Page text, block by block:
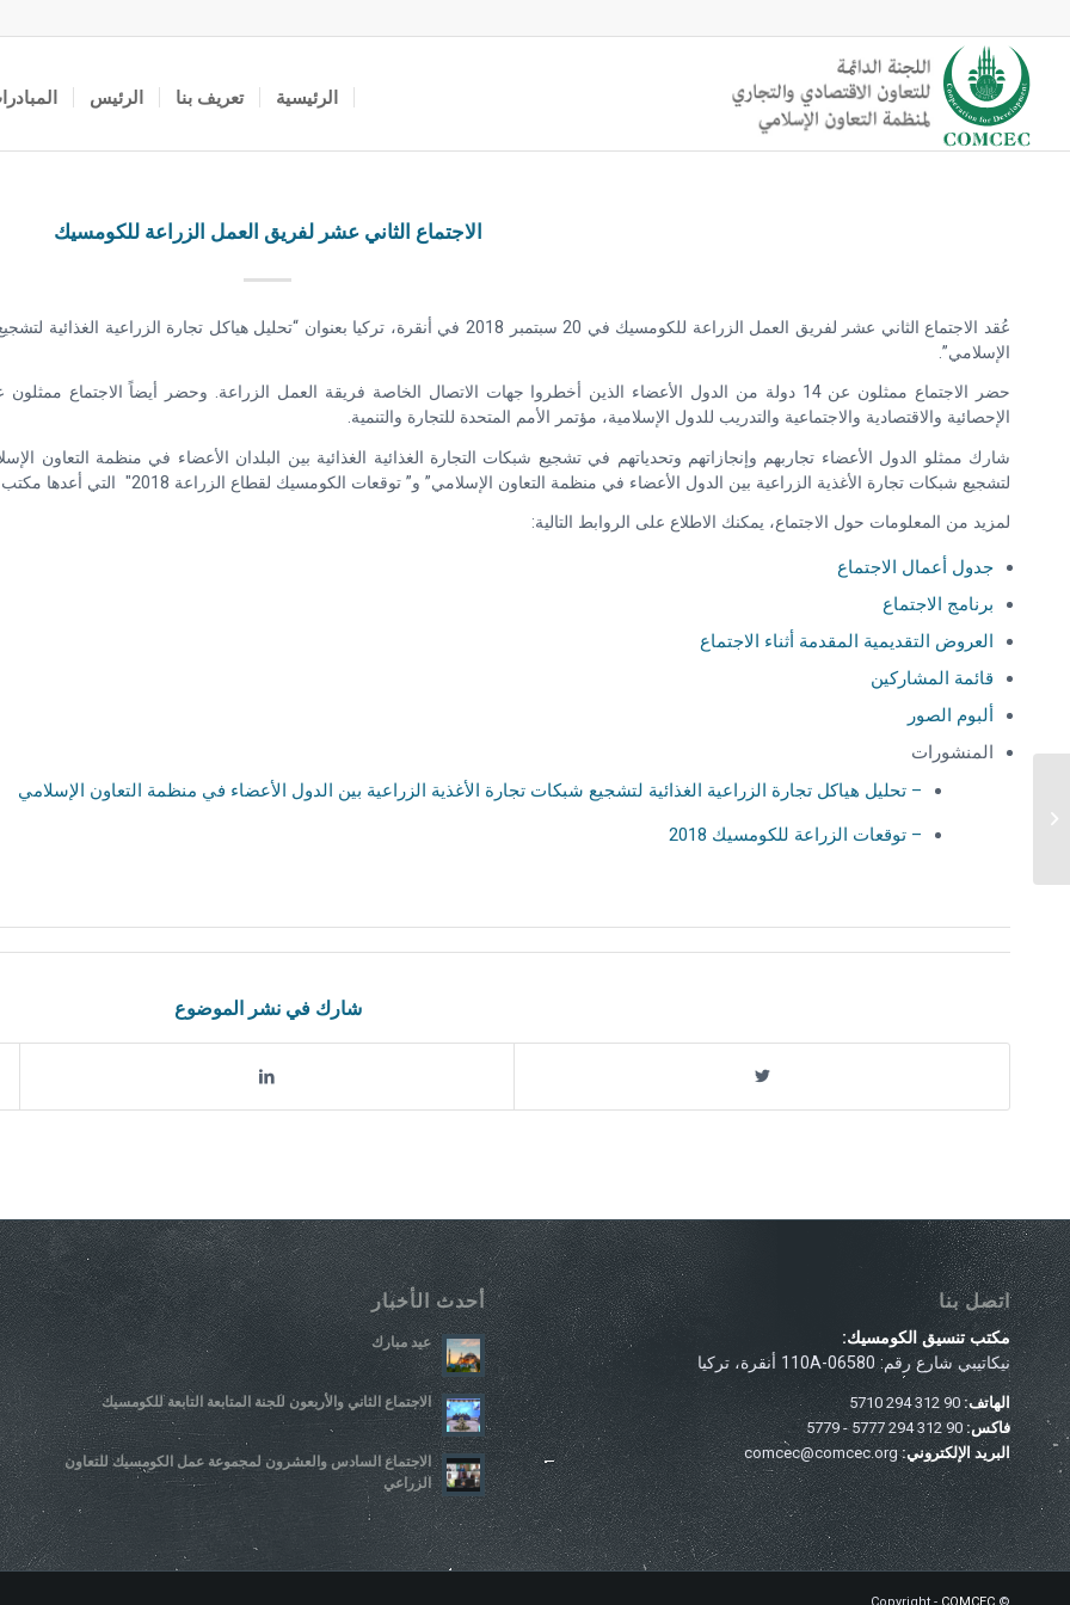
الرئيسية تعريف بنا الرئيس
الاجتماع الثاني عشر لفريق العمل الزراعة للكومسيك
عُقد الاجتماع الثاني عشر لفريق العمل الزراعة للكومسيك في 20 سبتمبر 2018 في أنقرة، تركيا بعنوان
الإسلامي”.
حضر الاجتماع ممثلون عن 14 دولة من الدول الأعضاء الذين أخطروا جهات الاتصال الخاصة فريقة العمل الزراعة. وحضر أيضاً
الإحصائية والاقتصادية والاجتماعية والتدريب للدول الإسلامية، مؤتمر الأمم المتحدة للتجارة والتنمية.
شارك ممثلو الدول الأعضاء تجاربهم وإنجازاتهم وتحدياتهم في تشجيع شبكات التجارة الغذائية الغذائية بين البلدان الأعضاء في منظمة التعاون
لتشجيع شبكات تجارة الأغذية الزراعية بين الدول الأعضاء في منظمة التعاون الإسلامي” و” توقعات الكومسيك لقطاع الزراعة 2018″ التي أعدها مكتب تنسيق الكومسيك.
لمزيد من المعلومات حول الاجتماع، يمكنك الاطلاع على الروابط التالية:
جدول أعمال الاجتماع
برنامج الاجتماع
العروض التقديمية المقدمة أثناء الاجتماع
قائمة المشاركين
ألبوم الصور
المنشورات
– تحليل هياكل تجارة الزراعية الغذائية لتشجيع شبكات تجارة الأغذية الزراعية بين الدول الأعضاء في منظمة التعاون الإسلامي
– توقعات الزراعة للكومسيك 2018
شارك في نشر الموضوع
اتصل بنا
مكتب تنسيق الكومسيك:
نيكاتيبي شارع رقم: 110A-06580 أنقرة، تركيا
الهاتف:90 312 294 5710
فاكس: 90 312 294 5777 - 5779
البريد الإلكتروني:comcec@comcec.org
أحدث الأخبار
عيد مبارك
الاجتماع الثاني والأربعون للجنة المتابعة التابعة للكومسيك
الاجتماع السادس والعشرون لمجموعة عمل الكومسيك للتعاون
الزراعي
© Copyright -
COMCEC
الإجتماع الثاني عشر لفريق العمل عن
التخفيف من حدة الفقر...